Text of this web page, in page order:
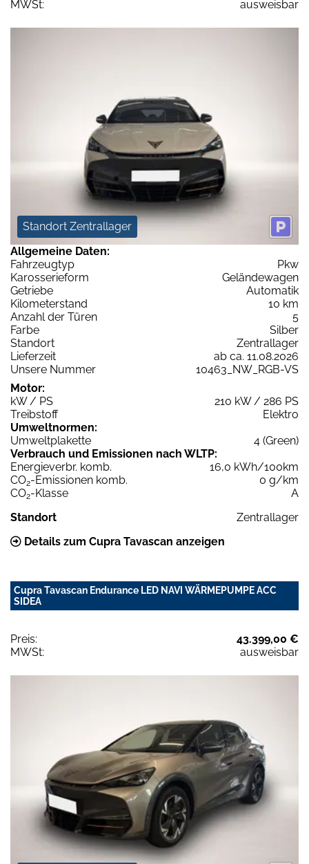
MWSt: ausweisbar
Standort Zentrallager
Allgemeine Daten:
Fahrzeugtyp
Pkw
Karosserieform
Geländewagen
Getriebe
Automatik
Kilometerstand
10 km
Anzahl der Türen
5
Farbe
Silber
Standort
Zentrallager
Lieferzeit
ab ca. 11.08.2026
Unsere Nummer
10463_NW_RGB-VS
Motor:
kW / PS
210 kW / 286 PS
Treibstoff
Elektro
Umweltnormen:
Umweltplakette
4 (Green)
Verbrauch und Emissionen nach WLTP:
Energieverbr. komb.
16,0 kWh/100km
CO2-Emissionen komb.
0 g/km
CO2-Klasse
A
Standort
Zentrallager
Details zum Cupra Tavascan anzeigen
Cupra Tavascan Endurance LED NAVI WÄRMEPUMPE ACC
SIDEA
Preis:
43.399,00 €
MWSt:
ausweisbar